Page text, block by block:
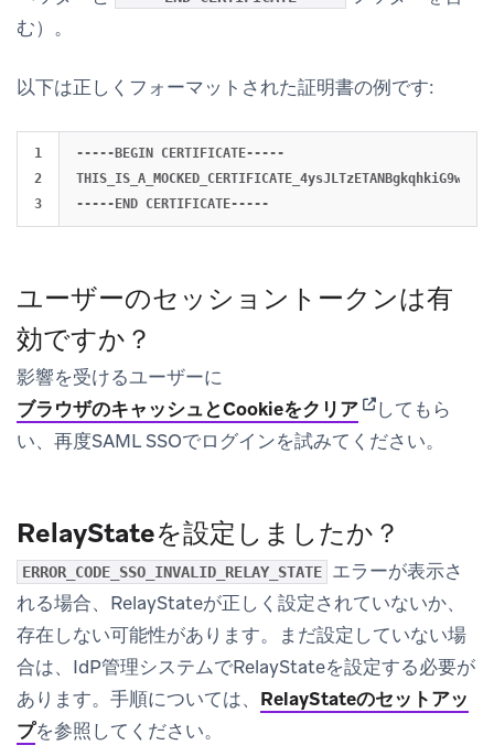
む）。
以下は正しくフォーマットされた証明書の例です:
1
2
-----BEGIN CERTIFICATE-----
ユーザーのセッショントークンは有
効ですか？
影響を受けるユーザーに
ブラウザのキャッシュとCookieをクリア(opens in new
してもら
い、再度SAML SSOでログインを試みてください。
RelayStateを設定しましたか？
ERROR_CODE_SSO_INVALID_RELAY_STATE
エラーが表示さ
れる場合、RelayStateが正しく設定されていないか、
存在しない可能性があります。まだ設定していない場
合は、IdP管理システムでRelayStateを設定する必要が
あります。手順については、 RelayStateのセットアッ
プを参照してください。